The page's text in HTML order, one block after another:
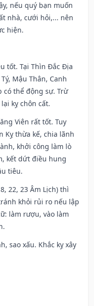
nếu quý bạn muốn
nhà, cưới hỏi,... nên
hiện.
tốt. Tại Thìn Đắc Địa
Mậu Thân, Canh
có thể động sự. Trừ
kỵ chôn cất.
Viên rất tốt. Tuy
Kỵ thừa kế, chia lãnh
khởi công làm lò
kết dứt điều hung
tiêu.
22, 23 Âm Lịch) thì
khỏi rủi ro nếu lập
làm rượu, vào làm
sao xấu. Khắc kỵ xây